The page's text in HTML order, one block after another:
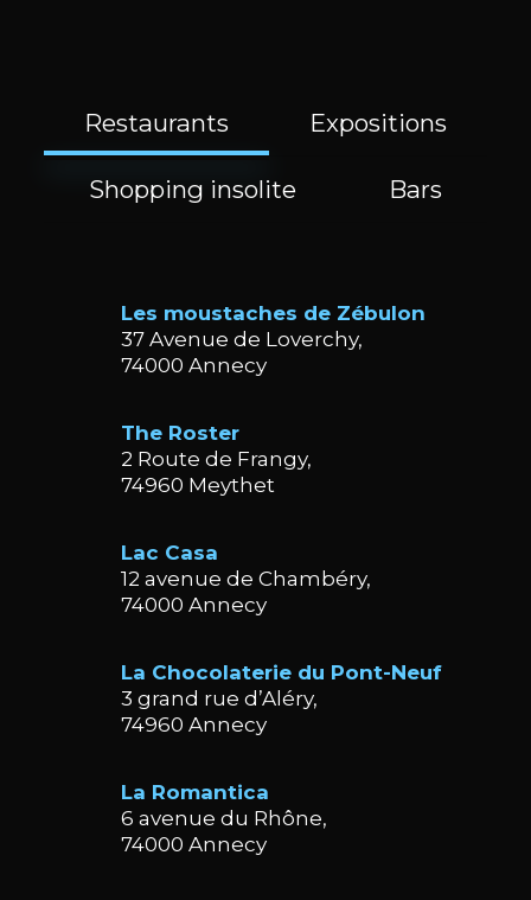
Restaurants Expositions
Shopping insolite Bars
Les moustaches de Zébulon
37 Avenue de Loverchy,
74000 Annecy
The Roster
2 Route de Frangy,
74960 Meythet
Lac Casa
12 avenue de Chambéry,
74000 Annecy
La Chocolaterie du Pont-Neuf
3 grand rue d’Aléry,
74960 Annecy
La Romantica
6 avenue du Rhône,
74000 Annecy